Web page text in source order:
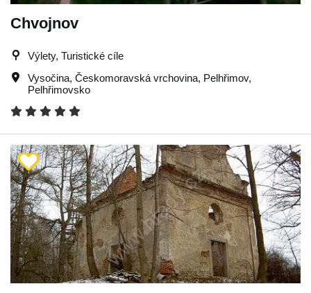
Chvojnov
Výlety, Turistické cíle
Vysočina, Českomoravská vrchovina, Pelhřimov,
Pelhřimovsko